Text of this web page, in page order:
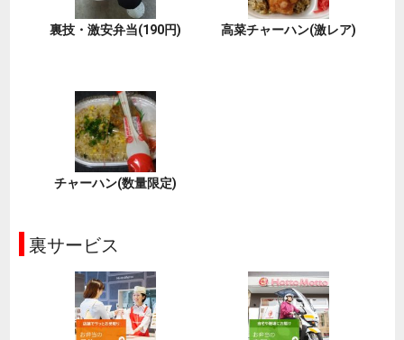
裏技・激安弁当(190円) 高菜チャーハン(激レア)
チャーハン(数量限定)
裏サービス